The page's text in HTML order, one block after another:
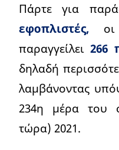
Πάρτε για
εφοπλιστές, οι
παραγγείλει266
δηλαδή
λαμβάνοντας
234η μέρα του
τώρα) 2021.